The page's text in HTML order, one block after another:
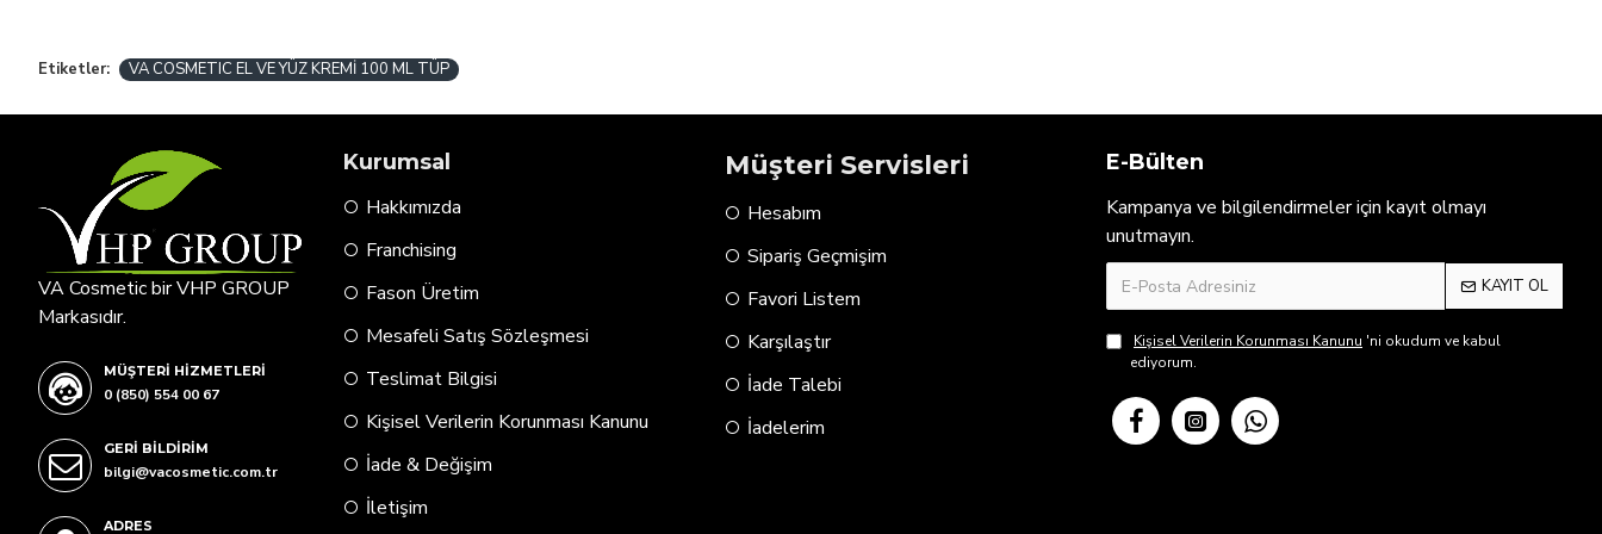
Etiketler: VA COSMETIC EL VE YÜZ KREMİ 100 ML TÜP
VA Cosmetic bir VHP GROUP
Markasıdır.
MÜŞTERI HIZMETLERI
0 (850) 554 00 67
GERI BILDIRIM
bilgi@vacosmetic.com.tr
ADRES
Kurumsal
Hakkımızda
Franchising
Fason Üretim
Mesafeli Satış Sözleşmesi
Teslimat Bilgisi
Kişisel Verilerin Korunması Kanunu
İade & Değişim
İletişim
Müşteri Servisleri
Hesabım
Sipariş Geçmişim
Favori Listem
Karşılaştır
İade Talebi
İadelerim
E-Bülten
Kampanya ve bilgilendirmeler için kayıt olmayı
unutmayın.
KAYIT OL
Kişisel Verilerin Korunması Kanunu 'ni okudum ve kabul
ediyorum.